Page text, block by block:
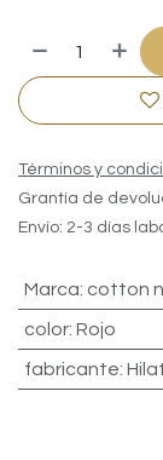
Términos y
Grantía de
Envío: 2-3 días
Marca: cotton
color: Rojo
fabricante: